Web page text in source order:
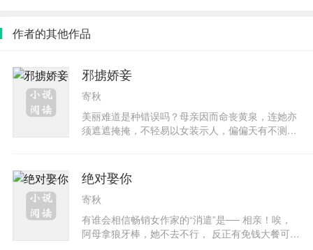
作者的其他作品
邪掳娇妾
寄秋
美丽难道是种错误吗？母亲因而命丧黄泉，连她亦
须遮遮掩掩，不轻易以女装示人，偏偏天有不测风
以示抗议，一时冲动却累得义父一家百余口深受其
害，自此立誓「宁当愚家妇，不做无双女」！然而
蒙尘的珍珠总有独具慧眼的人，硬是破坏她希冀平
凡平淡的生活，罔顾众人讥笑他堂堂一位王爷纳丑
女为妾，疼宠她似稀世宝贝宠上了天，怎知有人见
之眼红兼嫉妒，卑鄙的使出撒手箴欲置她于死
绝对娶你
寄秋
有谁会相信畅销女作家的“消遣”是── 相亲！唉，
阿母拿狼牙棒，她不去不行， 反正有免钱大餐可